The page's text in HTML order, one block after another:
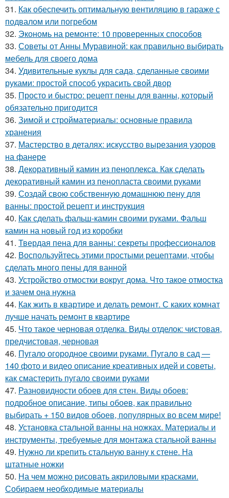
31. Как обеспечить оптимальную вентиляцию в гараже с
подвалом или погребом
32. Экономь на ремонте: 10 проверенных способов
33. Советы от Анны Муравиной: как правильно выбирать
мебель для своего дома
34. Удивительные куклы для сада, сделанные своими
руками: простой способ украсить свой двор
35. Просто и быстро: рецепт пены для ванны, который
обязательно пригодится
36. Зимой и стройматериалы: основные правила
хранения
37. Мастерство в деталях: искусство вырезания узоров
на фанере
38. Декоративный камин из пеноплекса. Как сделать
декоративный камин из пенопласта своими руками
39. Создай свою собственную домашнюю пену для
ванны: простой рецепт и инструкция
40. Как сделать фальш-камин своими руками. Фальш
камин на новый год из коробки
41. Твердая пена для ванны: секреты профессионалов
42. Воспользуйтесь этими простыми рецептами, чтобы
сделать много пены для ванной
43. Устройство отмостки вокруг дома. Что такое отмостка
и зачем она нужна
44. Как жить в квартире и делать ремонт. С каких комнат
лучше начать ремонт в квартире
45. Что такое черновая отделка. Виды отделок: чистовая,
предчистовая, черновая
46. Пугало огородное своими руками. Пугало в сад —
140 фото и видео описание креативных идей и советы,
как смастерить пугало своими руками
47. Разновидности обоев для стен. Виды обоев:
подробное описание, типы обоев, как правильно
выбирать + 150 видов обоев, популярных во всем мире!
48. Установка стальной ванны на ножках. Материалы и
инструменты, требуемые для монтажа стальной ванны
49. Нужно ли крепить стальную ванну к стене. На
штатные ножки
50. На чем можно рисовать акриловыми красками.
Собираем необходимые материалы